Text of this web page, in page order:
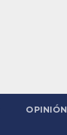
OPINIÓN